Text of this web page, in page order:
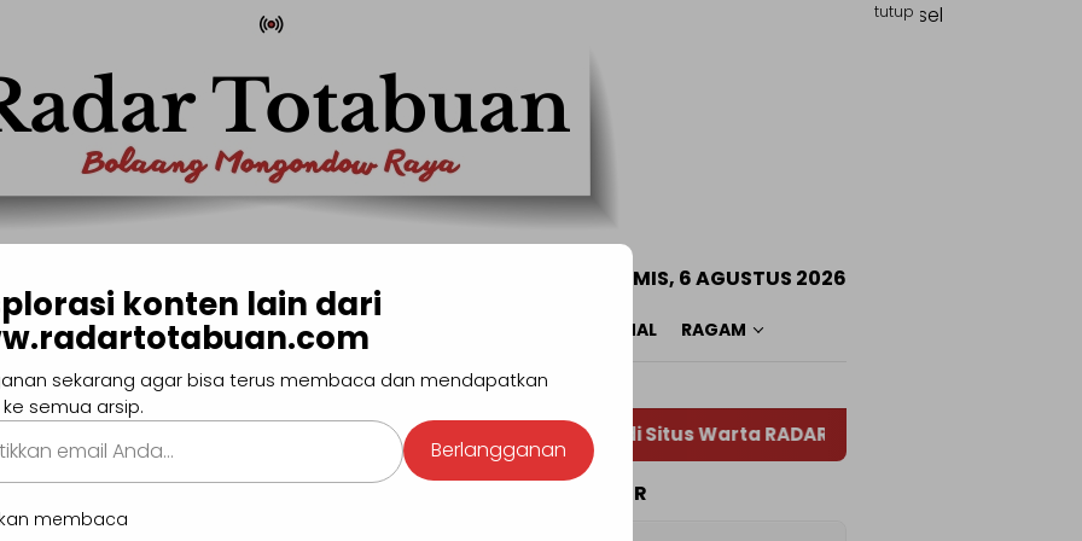
tutup
KAMIS, 6 AGUSTUS 2026
BOLTIM BOLSEL BOLMUT MANADO NASIONAL RAGAM
#Hiburan #Sport #GEN-Z
Selamat Datang di Situs Warta RADAR TOTABUAN, Referensi
BERITA POPULER
konten lain dari
sekarang agar bisa terus membaca dan mendapatkan
semua arsip.
Berlangganan
membaca